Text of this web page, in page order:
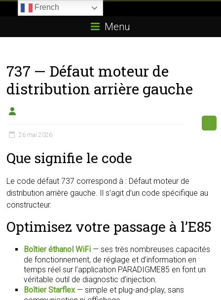
E85.com
passion
du
boîtier
éthanol
Menu
737 — Défaut moteur de
distribution arrière gauche
26 mai 2026
Que signifie le code
Le code défaut 737 correspond à : Défaut moteur de
distribution arrière gauche. Il s’agit d’un code spécifique au
constructeur.
Optimisez votre passage à l’E85
Boîtier éthanol WiFi — ses très nombreuses capacités
de fonctionnement, de réglage et d’information en
temps réel sur l’application PARADIGME85 en font un
véritable outil de diagnostic d’injection.
Boîtier Starflex— simple et plug-and-play, sans
French